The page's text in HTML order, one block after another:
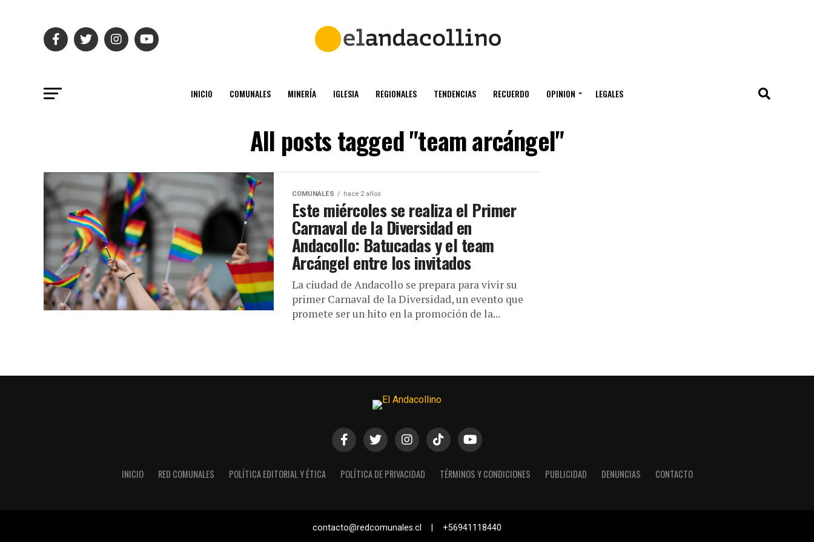
INICIO COMUNALES MINERÍA IGLESIA REGIONALES TENDENCIAS RECUERDO OPINION LEGALES
All posts tagged "team arcángel"
COMUNALES hace 2 años
Este miércoles se realiza el Primer
Carnaval de la Diversidad en
Andacollo: Batucadas y el team
Arcángel entre los invitados
La ciudad de Andacollo se prepara para vivir su
primer Carnaval de la Diversidad, un evento que
promete ser un hito en la promoción de la...
INICIO RED COMUNALES POLÍTICA EDITORIAL Y ÉTICA POLÍTICA DE PRIVACIDAD TÉRMINOS Y CONDICIONES PUBLICIDAD DENUNCIAS CONTACTO
contacto@redcomunales.cl | +56941118440